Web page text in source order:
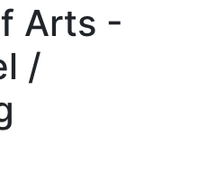
Arts -
/